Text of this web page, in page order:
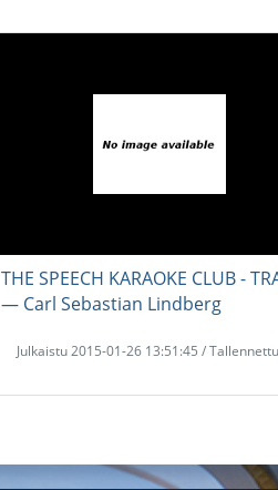
THE SPEECH KARAOKE CLUB -
― Carl Sebastian Lindberg
Julkaistu 2015-01-26 13:51:45 /